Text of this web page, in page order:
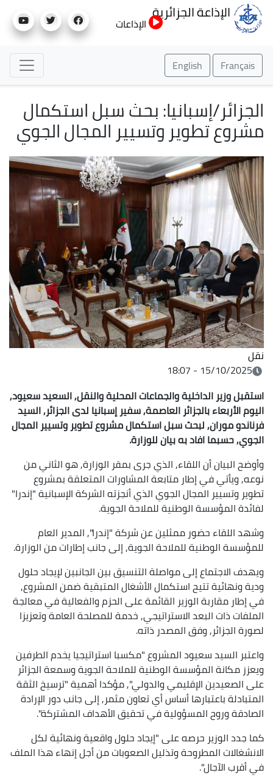
إلى
الإذاعة الجزائرية
الإذاعات
Français
English
الجزائر/إسبانيا: بحث سبل استكمال
مشروع تطوير وتسيير المجال الجوي
نقل
15/10/2025 - 18:07
استقبل وزير الداخلية والجماعات المحلية والنقل, السعيد سعيود,
اليوم الأربعاء بالجزائر العاصمة, سفير إسبانيا لدى الجزائر, السيد
فرناندو موران, لبحث سبل استكمال مشروع تطوير وتسيير المجال
الجوي, حسبما افاد به بيان للوزارة.
وأوضح البيان أن اللقاء, الذي جرى بمقر الوزارة, هو الثاني من
نوعه, ويأتي في إطار متابعة المشاورات المتعلقة بمشروع
تطوير وتسيير المجال الجوي الذي أنجزته الشركة الإسبانية "إندرا"
لفائدة المؤسسة الوطنية للملاحة الجوية.
وشهد اللقاء حضور ممثلين عن شركة "إندرا", المدير العام
للمؤسسة الوطنية للملاحة الجوية, إلى جانب إطارات من الوزارة.
ويهدف الاجتماع إلى مواصلة التنسيق بين الجانبين لإيجاد حلول
ودية ونهائية تتيح استكمال الأشغال المتبقية ضمن المشروع,
في إطار مقاربة الوزير القائمة على الحزم والفعالية في معالجة
الملفات ذات البعد الاستراتيجي, خدمة للمصلحة العامة وتعزيزا
لصورة الجزائر, وفق المصدر ذاته.
واعتبر السيد سعيود المشروع "مكسبا استراتيجيا يخدم الطرفين
ويعزز مكانة المؤسسة الوطنية للملاحة الجوية وسمعة الجزائر
على الصعيدين الإقليمي والدولي", مؤكدا أهمية "ترسيخ الثقة
المتبادلة باعتبارها أساس أي تعاون مثمر, إلى جانب دور الإرادة
الصادقة وروح المسؤولية في تحقيق الأهداف المشتركة".
كما جدد الوزير حرصه على "إيجاد حلول واقعية ونهائية لكل
الانشغالات المطروحة وتذليل الصعوبات من أجل إنهاء هذا الملف
في أقرب الآجال".